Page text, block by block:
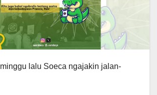
lalu Soeca ngajakin jalan-